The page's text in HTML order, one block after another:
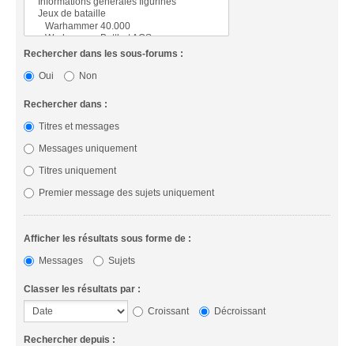
Rechercher dans les sous-forums :
Oui
Non
Rechercher dans :
Titres et messages
Messages uniquement
Titres uniquement
Premier message des sujets uniquement
Afficher les résultats sous forme de :
Messages
Sujets
Classer les résultats par :
Croissant
Décroissant
Rechercher depuis :